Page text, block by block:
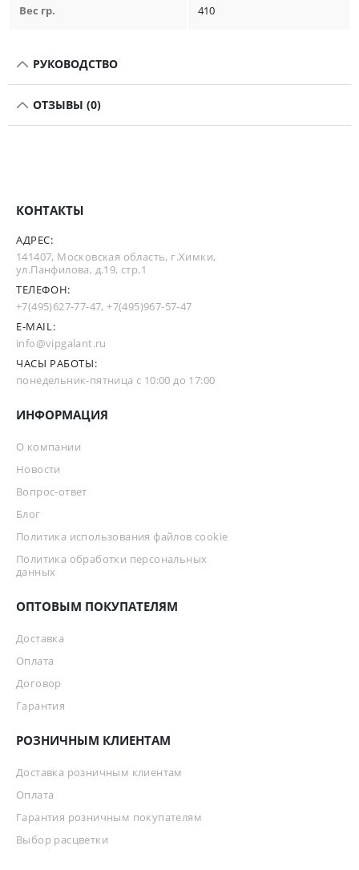
Вес гр. 410
РУКОВОДСТВО
ОТЗЫВЫ (0)
КОНТАКТЫ
АДРЕС:
141407, Московская область, г.Химки,
ул.Панфилова, д.19, стр.1
ТЕЛЕФОН:
+7(495)627-77-47,+7(495)967-57-47
E-MAIL:
info@vipgalant.ru
ЧАСЫ РАБОТЫ:
понедельник-пятница с 10:00 до 17:00
ИНФОРМАЦИЯ
О компании
Новости
Вопрос-ответ
Блог
Политика использования файлов cookie
Политика обработки персональных
данных
ОПТОВЫМ ПОКУПАТЕЛЯМ
Доставка
Оплата
Договор
Гарантия
РОЗНИЧНЫМ КЛИЕНТАМ
Доставка розничным клиентам
Оплата
Гарантия розничным покупателям
Выбор расцветки